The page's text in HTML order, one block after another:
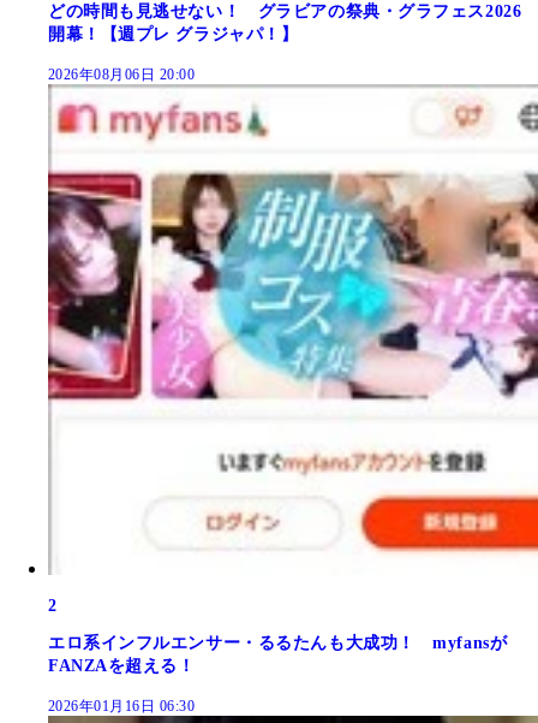
どの時間も見逃せない！ グラビアの祭典・グラフェス2026
開幕！【週プレ グラジャパ！】
2026年08月06日 20:00
2
エロ系インフルエンサー・るるたんも大成功！ myfansが
FANZAを超える！
2026年01月16日 06:30